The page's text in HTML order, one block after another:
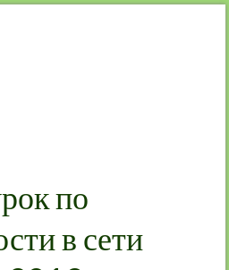
по
в сети